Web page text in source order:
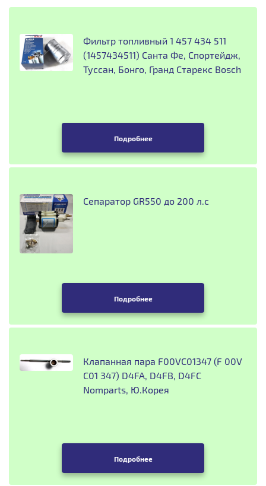
Фильтр топливный 1 457 434 511
(1457434511) Санта Фе, Спортейдж,
Туссан, Бонго, Гранд Старекс Bosch
Подробнее
Сепаратор GR550 до 200 л.с
Подробнее
Клапанная пара F00VC01347 (F 00V
C01 347) D4FA, D4FB, D4FC
Nomparts, Ю.Корея
Подробнее